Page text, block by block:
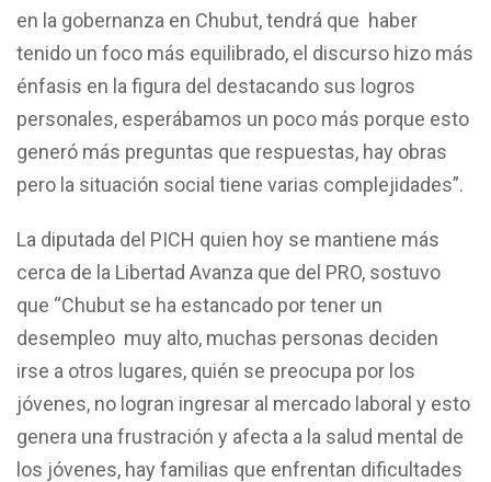
en la gobernanza en Chubut, tendrá que haber
tenido un foco más equilibrado, el discurso hizo más
énfasis en la figura del destacando sus logros
personales, esperábamos un poco más porque esto
generó más preguntas que respuestas, hay obras
pero la situación social tiene varias complejidades”.
La diputada del PICH quien hoy se mantiene más
cerca de la Libertad Avanza que del PRO, sostuvo
que “Chubut se ha estancado por tener un
desempleo muy alto, muchas personas deciden
irse a otros lugares, quién se preocupa por los
jóvenes, no logran ingresar al mercado laboral y esto
genera una frustración y afecta a la salud mental de
los jóvenes, hay familias que enfrentan dificultades